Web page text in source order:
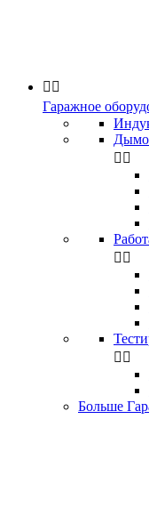
 
Гаражное
 
 
 
Больше